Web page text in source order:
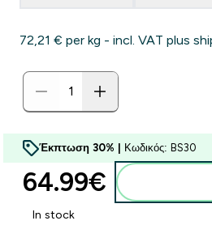
72,21 €‎ per kg - incl. VAT plus
Έκπτωση 30% | Κωδικός: BS30
64.99€‎
In stock